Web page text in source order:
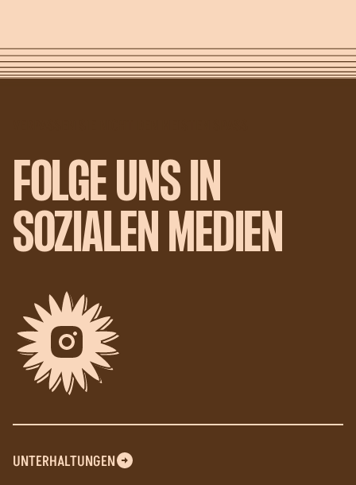
FOLGE UNS IN
SOZIALEN MEDIEN
UNTERHALTUNGEN